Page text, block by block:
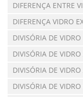
DIFERENÇA ENTRE
DIFERENÇA VIDRO
DIVISÓRIA DE VIDRO
DIVISÓRIA DE
DIVISÓRIA DE
DIVISÓRIA DE